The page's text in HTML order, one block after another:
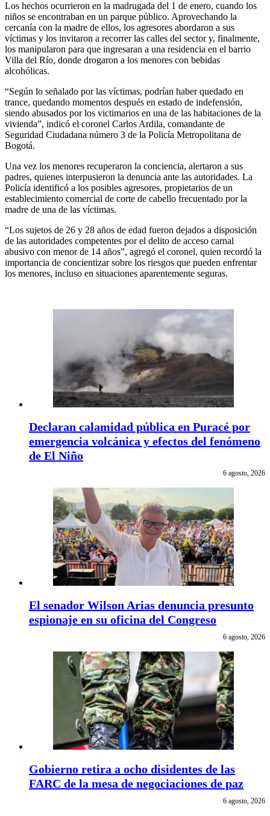
Los hechos ocurrieron en la madrugada del 1 de enero, cuando los
niños se encontraban en un parque público. Aprovechando la
cercanía con la madre de ellos, los agresores abordaron a sus
víctimas y los invitaron a recorrer las calles del sector y, finalmente,
los manipularon para que ingresaran a una residencia en el barrio
Villa del Río, donde drogaron a los menores con bebidas
alcohólicas.
“Según lo señalado por las víctimas, podrían haber quedado en
trance, quedando momentos después en estado de indefensión,
siendo abusados por los victimarios en una de las habitaciones de la
vivienda”, indicó el coronel Carlos Ardila, comandante de
Seguridad Ciudadana número 3 de la Policía Metropolitana de
Bogotá.
Una vez los menores recuperaron la conciencia, alertaron a sus
padres, quienes interpusieron la denuncia ante las autoridades. La
Policía identificó a los posibles agresores, propietarios de un
establecimiento comercial de corte de cabello frecuentado por la
madre de una de las víctimas.
“Los sujetos de 26 y 28 años de edad fueron dejados a disposición
de las autoridades competentes por el delito de acceso carnal
abusivo con menor de 14 años”, agregó el coronel, quien recordó la
importancia de concientizar sobre los riesgos que pueden enfrentar
los menores, incluso en situaciones aparentemente seguras.
Declaran calamidad pública en Puracé por
emergencia volcánica y efectos del fenómeno
de El Niño
6 agosto, 2026
El senador Wilson Arias denuncia presunto
espionaje en su oficina del Congreso
6 agosto, 2026
Gobierno retira a ocho disidentes de las
FARC de la mesa de negociaciones de paz
6 agosto, 2026